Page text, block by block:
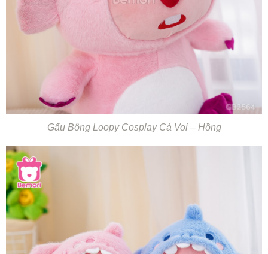
Gấu Bông Loopy Cosplay Cá Voi – Hồng